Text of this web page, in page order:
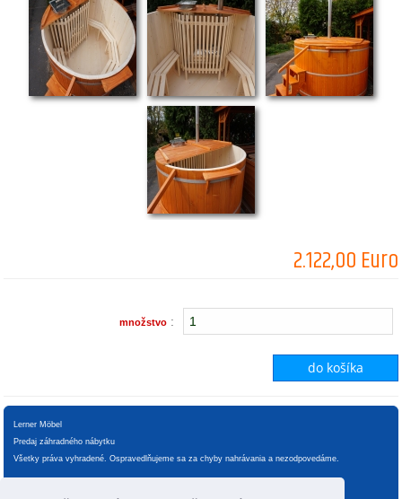
2.122,00 Euro
množstvo :
Lerner Möbel
Predaj záhradného nábytku
Všetky práva vyhradené. Ospravedlňujeme sa za chyby nahrávania a nezodpovedáme.